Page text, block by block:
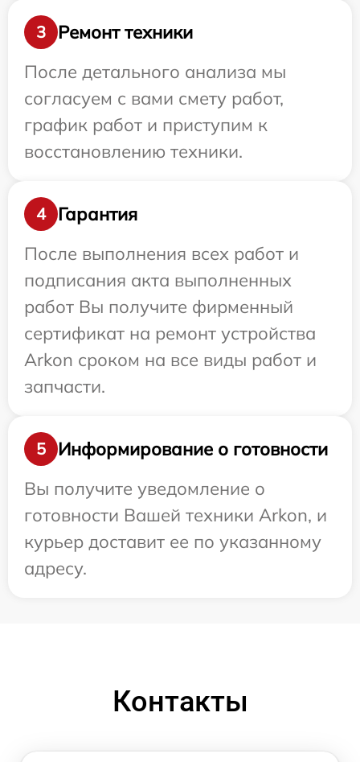
3
Ремонт техники
После детального анализа мы
согласуем с вами смету работ,
график работ и приступим к
восстановлению техники.
4
Гарантия
После выполнения всех работ и
подписания акта выполненных
работ Вы получите фирменный
сертификат на ремонт устройства
Arkon сроком на все виды работ и
запчасти.
5
Информирование о готовности
Вы получите уведомление о
готовности Вашей техники Arkon, и
курьер доставит ее по указанному
адресу.
Контакты